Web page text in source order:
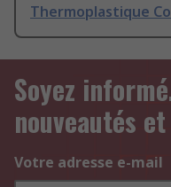
Thermoplastique
Soyez
nouveautés
Votre adresse e-mail